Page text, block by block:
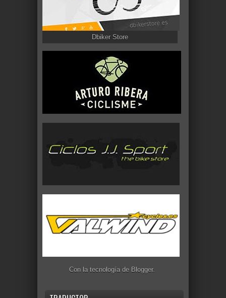
Dbiker Store
Con la tecnología de Blogger.